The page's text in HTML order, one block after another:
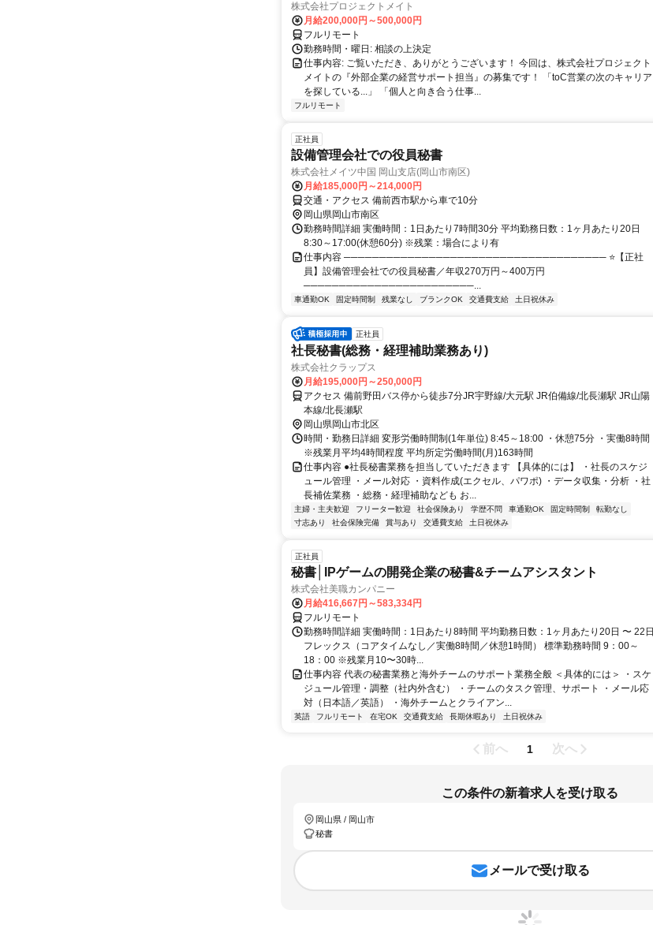
株式会社プロジェクトメイト
月給200,000円～500,000円
フルリモート
勤務時間・曜日: 相談の上決定
仕事内容: ご覧いただき、ありがとうございます！ 今回は、株式会社プロジェクト
メイトの『外部企業の経営サポート担当』の募集です！ 「toC営業の次のキャリア
を探している...」 「個人と向き合う仕事...
フルリモート
正社員
設備管理会社での役員秘書
株式会社メイツ中国 岡山支店(岡山市南区)
月給185,000円～214,000円
交通・アクセス 備前西市駅から車で10分
岡山県岡山市南区
勤務時間詳細 実働時間：1日あたり7時間30分 平均勤務日数：1ヶ月あたり20日
8:30～17:00(休憩60分) ※残業：場合により有
仕事内容 ───────────────────────────────────── ⭐【正社
員】設備管理会社での役員秘書／年収270万円～400万円
────────────────────────...
車通勤OK 固定時間制 残業なし ブランクOK 交通費支給 土日祝休み
正社員
社長秘書(総務・経理補助業務あり)
株式会社クラップス
月給195,000円～250,000円
アクセス 備前野田バス停から徒歩7分JR宇野線/大元駅 JR伯備線/北長瀬駅 JR山陽
本線/北長瀬駅
岡山県岡山市北区
時間・勤務日詳細 変形労働時間制(1年単位) 8:45～18:00 ・休憩75分 ・実働8時間
※残業月平均4時間程度 平均所定労働時間(月)163時間
仕事内容 ●社長秘書業務を担当していただきます 【具体的には】 ・社長のスケジ
ュール管理 ・メール対応 ・資料作成(エクセル、パワポ) ・データ収集・分析 ・社
長補佐業務 ・総務・経理補助なども お...
主婦・主夫歓迎 フリーター歓迎 社会保険あり 学歴不問 車通勤OK 固定時間制
転勤なし
寸志あり
社会保険完備 賞与あり 交通費支給 土日祝休み
正社員
秘書│IPゲームの開発企業の秘書&チームアシスタント
株式会社美職カンパニー
月給416,667円～583,334円
フルリモート
勤務時間詳細 実働時間：1日あたり8時間 平均勤務日数：1ヶ月あたり20日 〜 22日
フレックス（コアタイムなし／実働8時間／休憩1時間） 標準勤務時間 9：00～
18：00 ※残業月10〜30時...
仕事内容 代表の秘書業務と海外チームのサポート業務全般 ＜具体的には＞ ・スケ
ジュール管理・調整（社内外含む） ・チームのタスク管理、サポート ・メール応
対（日本語／英語） ・海外チームとクライアン...
英語 フルリモート 在宅OK 交通費支給 長期休暇あり 土日祝休み
前へ 1 次へ
この条件の新着求人を受け取る
岡山県 / 岡山市
秘書
メールで受け取る